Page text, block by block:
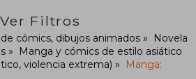
Ver Filtros
cómics, dibujos animados
Novela
Manga y cómics de estilo asiático
violencia extrema)
Manga: